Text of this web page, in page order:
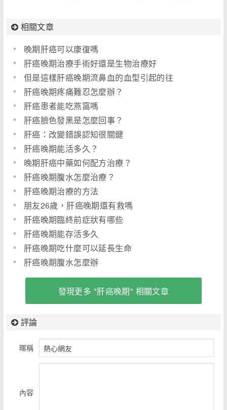
相關文章
晚期肝癌可以康復嗎
肝癌晚期治療手術好還是生物治療好
但是這樣肝癌晚期流鼻血的血型引起的往
肝癌晚期疼痛難忍怎麼辦？
肝癌患者能吃燕窩嗎
肝癌臉色發黑是怎麼回事？
肝癌：改變錯誤認知很關鍵
肝癌晚期能活多久？
晚期肝癌中藥如何配方治療？
肝癌晚期腹水怎麼治療？
肝癌晚期治療的方法
朋友26歲，肝癌晚期還有救嗎
肝癌晚期臨終前症狀有哪些
肝癌晚期能存活多久
肝癌晚期吃什麼可以延長生命
肝癌晚期腹水怎麼辦
發現更多 "肝癌晚期" 相關文章
評論
暱稱
內容